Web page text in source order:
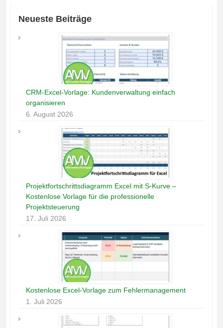
Neueste Beiträge
CRM-Excel-Vorlage: Kundenverwaltung einfach
organisieren
6. August 2026
Projektfortschrittsdiagramm Excel mit S-Kurve –
Kostenlose Vorlage für die professionelle
Projektsteuerung
17. Juli 2026
Kostenlose Excel-Vorlage zum Fehlermanagement
1. Juli 2026